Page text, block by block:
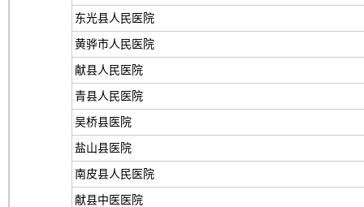
东光县人民医院
黄骅市人民医院
献县人民医院
青县人民医院
吴桥县医院
盐山县医院
南皮县人民医院
献县中医医院